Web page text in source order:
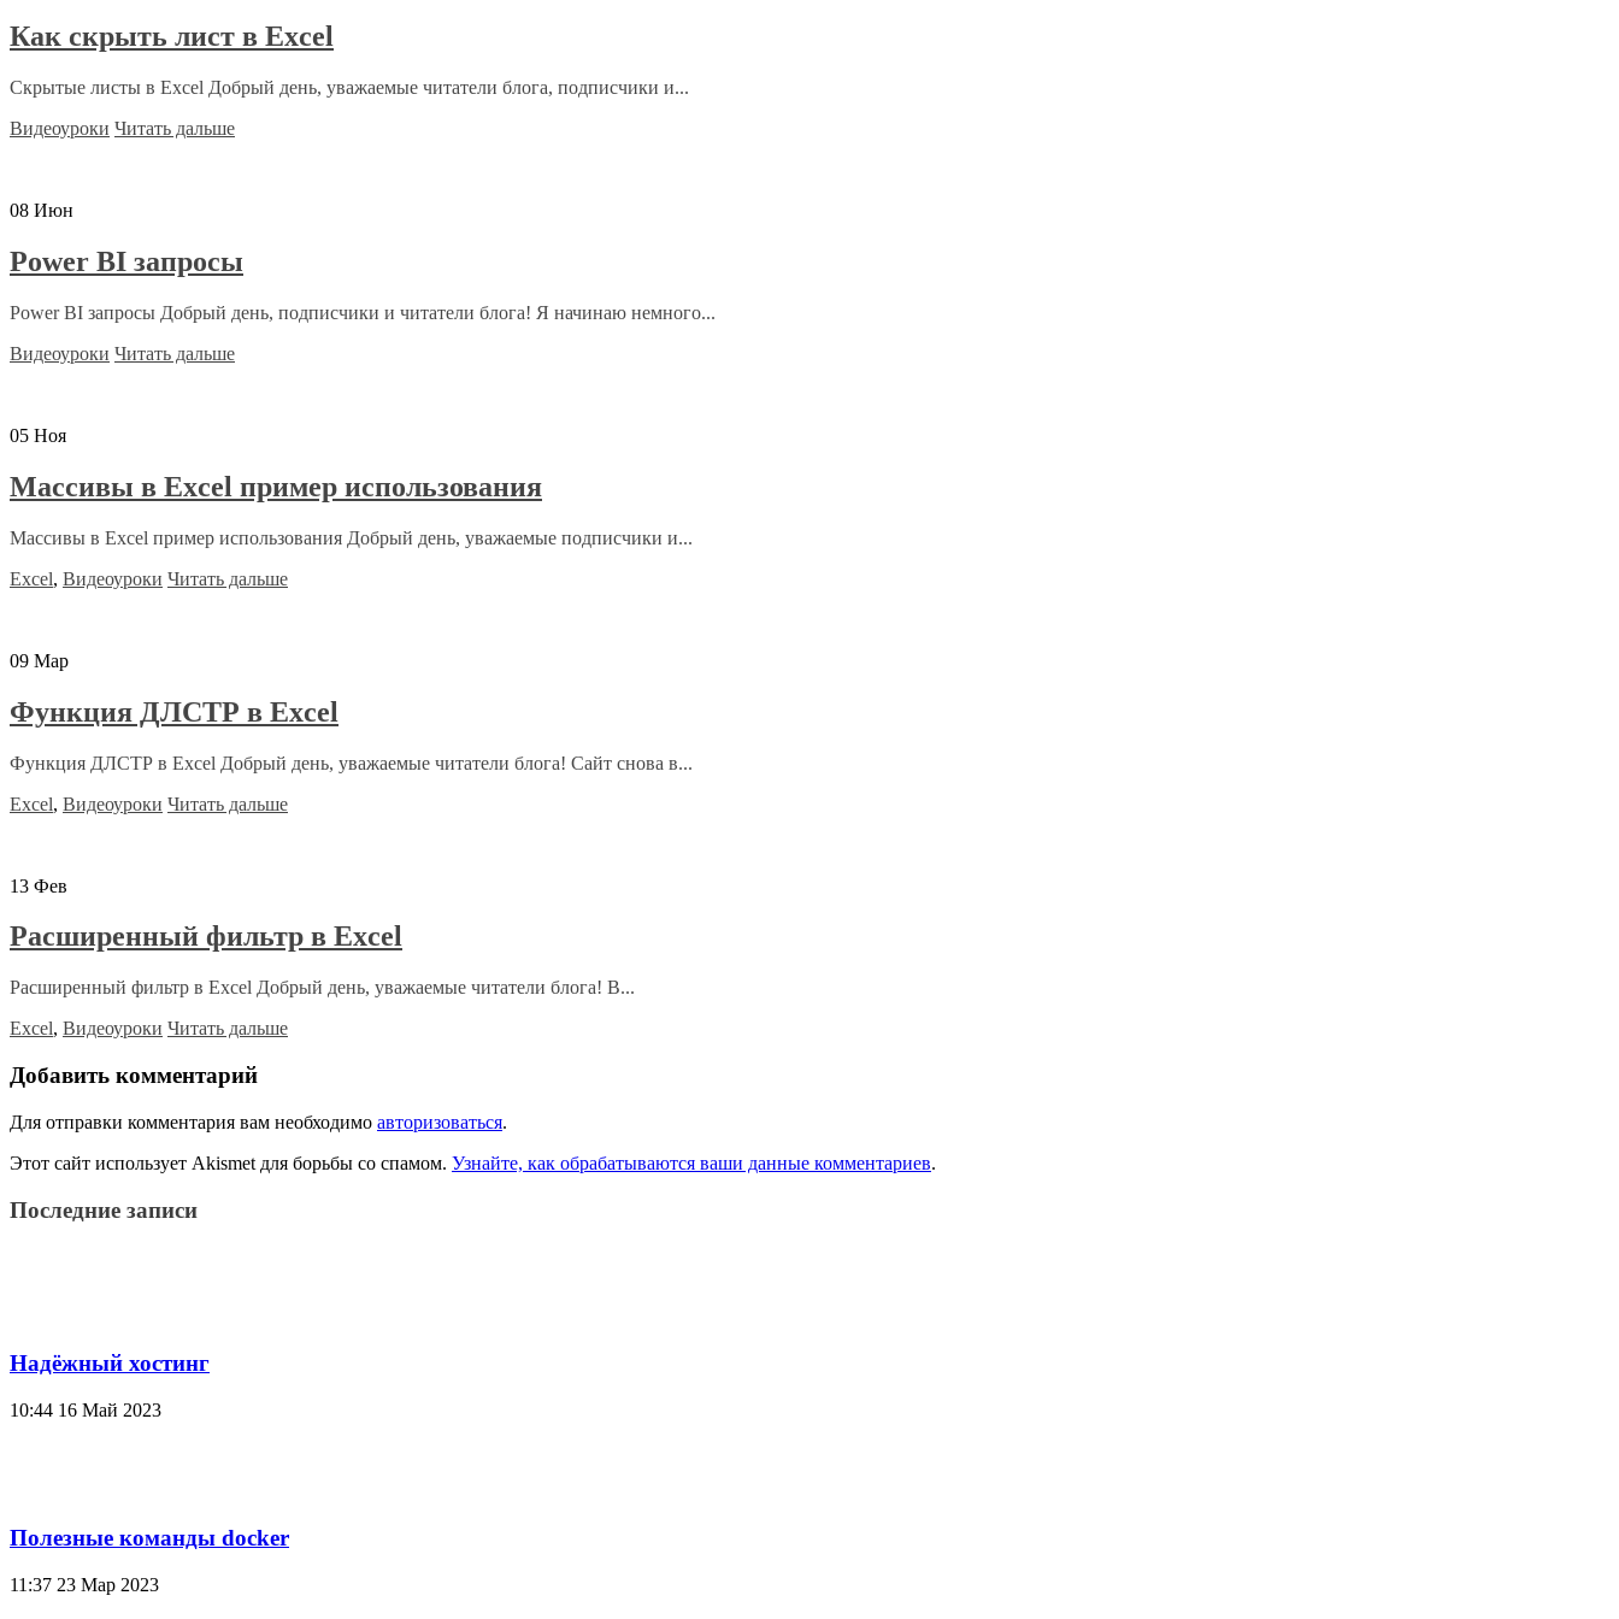
Как скрыть лист в Excel
Скрытые листы в Excel Добрый день, уважаемые читатели блога, подписчики и...
Видеоуроки Читать дальше
08 Июн
Power BI запросы
Power BI запросы Добрый день, подписчики и читатели блога! Я начинаю немного...
Видеоуроки Читать дальше
05 Ноя
Массивы в Excel пример использования
Массивы в Excel пример использования Добрый день, уважаемые подписчики и...
Excel, Видеоуроки Читать дальше
09 Мар
Функция ДЛСТР в Excel
Функция ДЛСТР в Excel Добрый день, уважаемые читатели блога! Сайт снова в...
Excel, Видеоуроки Читать дальше
13 Фев
Расширенный фильтр в Excel
Расширенный фильтр в Excel Добрый день, уважаемые читатели блога! В...
Excel, Видеоуроки Читать дальше
Добавить комментарий
Для отправки комментария вам необходимо авторизоваться.
Этот сайт использует Akismet для борьбы со спамом. Узнайте, как обрабатываются ваши данные комментариев.
Последние записи
Надёжный хостинг
10:44 16 Май 2023
Полезные команды docker
11:37 23 Мар 2023